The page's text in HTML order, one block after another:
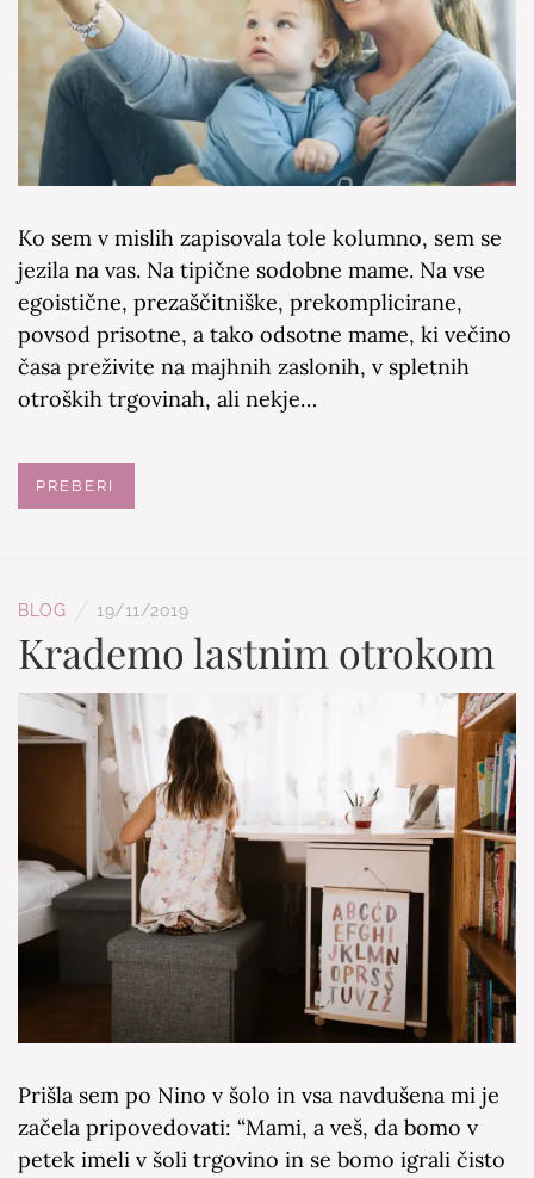
Ko sem v mislih zapisovala tole kolumno, sem se
jezila na vas. Na tipične sodobne mame. Na vse
egoistične, prezaščitniške, prekomplicirane,
povsod prisotne, a tako odsotne mame, ki večino
časa preživite na majhnih zaslonih, v spletnih
otroških trgovinah, ali nekje…
PREBERI
BLOG 19/11/2019
Krademo lastnim otrokom
Prišla sem po Nino v šolo in vsa navdušena mi je
začela pripovedovati: “Mami, a veš, da bomo v
petek imeli v šoli trgovino in se bomo igrali čisto